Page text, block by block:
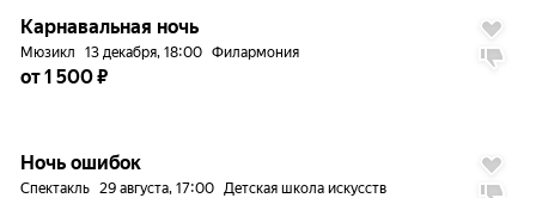
7.4
Карнавальная ночь
Мюзикл 13 декабря, 18:00 Филармония
от 1 500 ₽
Ночь ошибок
Спектакль 29 августа, 17:00 Детская школа искусств